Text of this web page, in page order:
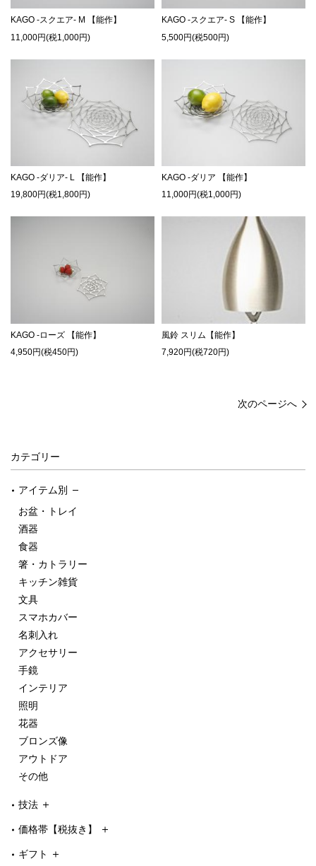
KAGO -スクエア- M 【能作】
11,000円(税1,000円)
KAGO -スクエア- S 【能作】
5,500円(税500円)
KAGO -ダリア- L 【能作】
19,800円(税1,800円)
KAGO -ダリア 【能作】
11,000円(税1,000円)
KAGO -ローズ 【能作】
4,950円(税450円)
風鈴 スリム【能作】
7,920円(税720円)
次のページへ
カテゴリー
アイテム別
お盆・トレイ
酒器
食器
箸・カトラリー
キッチン雑貨
文具
スマホカバー
名刺入れ
アクセサリー
手鏡
インテリア
照明
花器
ブロンズ像
アウトドア
その他
技法
価格帯【税抜き】
ギフト